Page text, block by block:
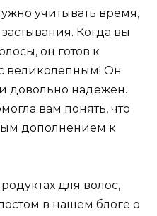
учитывать время,
Когда вы
он готов к
великолепным! Он
довольно надежен.
вам понять, что
дополнением к
для волос,
в нашем блоге о